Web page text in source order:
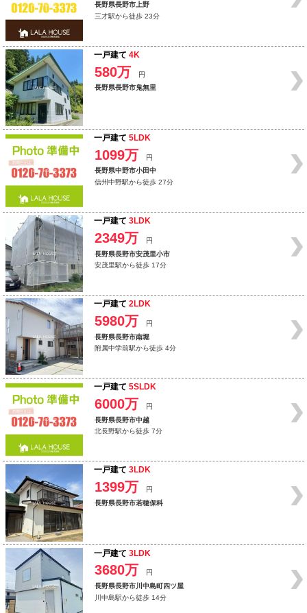
長野県長野市上野
三才駅から徒歩 23分
一戸建て 4K
580万
円
長野県長野市鬼無里
一戸建て 5LDK
1099万
円
長野県中野市小田中
信州中野駅から徒歩 27分
一戸建て 3LDK
2349万
円
長野県長野市安茂里小市
安茂里駅から徒歩 17分
一戸建て 2LDK
5980万
円
長野県長野市南堀
附属中学前駅から徒歩 4分
一戸建て 5SLDK
6000万
円
長野県長野市中越
北長野駅から徒歩 7分
一戸建て 3LDK
1399万
円
長野県長野市若穂保科
一戸建て 3LDK
3680万
円
長野県長野市川中島町四ツ屋
川中島駅から徒歩 14分